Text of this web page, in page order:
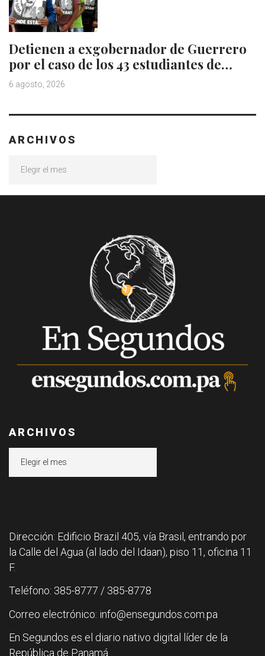
Detienen a exgobernador de Guerrero
por el caso de los 43 estudiantes de…
6 agosto, 2026
ARCHIVOS
ARCHIVOS
Dirección: Edificio Brazil 405, vía Brasil, entrando por
la Calle del Agua (al lado del Idaan), piso 11, oficina 11
F.
Teléfono: 385-8777 / 385-8778
Correo electrónico: info@ensegundos.com.pa
En Segundos es el diario nativo digital líder de la
República de Panamá.